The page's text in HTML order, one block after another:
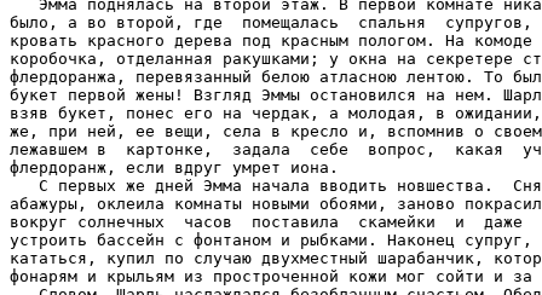
Эмма поднялась на второй этаж. В первой комнате
было, а во второй, где  помещалась  спальня
кровать красного дерева под красным пологом. На комоде
коробочка, отделанная ракушками; у окна на секретере
флердоранжа, перевязанный белою атласною лентою. То
букет первой жены! Взгляд Эммы остановился на нем.
взяв букет, понес его на чердак, а молодая, в
же, при ней, ее вещи, села в кресло и, вспомнив о
лежавшем в  картонке,  задала  себе  вопрос,  какая
флердоранж, если вдруг умрет иона.
С первых же дней Эмма начала вводить новшества.
абажуры, оклеила комнаты новыми обоями, заново
вокруг солнечных  часов  поставила  скамейки  и  даже
устроить бассейн с фонтаном и рыбками. Наконец
кататься, купил по случаю двухместный шарабанчик,
фонарям и крыльям из простроченной кожи мог сойти и за